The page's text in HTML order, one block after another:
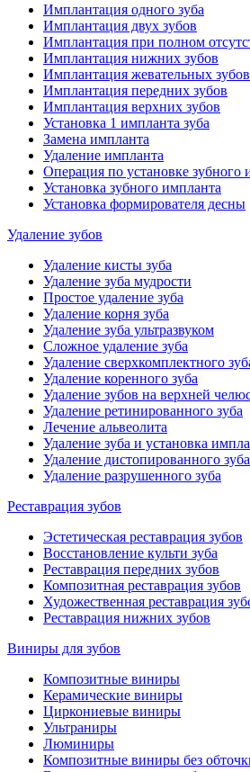
Имплантация одного зуба
Имплантация двух зубов
Имплантация при полном
Имплантация нижних зубов
Имплантация жевательных зубов
Имплантация передних зубов
Имплантация верхних зубов
Установка 1 импланта зуба
Замена импланта
Удаление импланта
Операция по установке зубного
Установка зубного импланта
Установка формирователя десны
Удаление зубов
Удаление кисты зуба
Удаление зуба мудрости
Простое удаление зуба
Удаление корня зуба
Удаление зуба ультразвуком
Сложное удаление зуба
Удаление сверхкомплектного
Удаление коренного зуба
Удаление зубов на верхней
Удаление ретинированного зуба
Лечение альвеолита
Удаление зуба и установка
Удаление дистопированного зуба
Удаление разрушенного зуба
Реставрация зубов
Эстетическая реставрация зубов
Восстановление культи зуба
Реставрация передних зубов
Композитная реставрация зубов
Художественная реставрация
Реставрация нижних зубов
Виниры для зубов
Композитные виниры
Керамические виниры
Циркониевые виниры
Ультраниры
Люминиры
Композитные виниры без